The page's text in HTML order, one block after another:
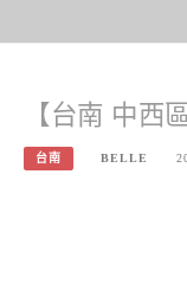
【台南 中西
台南 BELLE